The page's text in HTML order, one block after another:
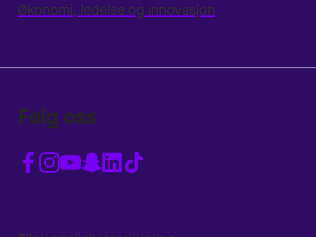
Økonomi, ledelse og innovasjon
Følg oss